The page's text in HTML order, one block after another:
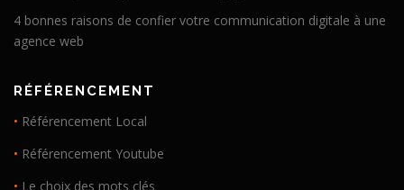
4 bonnes raisons de confier votre communication digitale à une
agence web
RÉFÉRENCEMENT
• Référencement Local
• Référencement Youtube
• Le choix des mots clés